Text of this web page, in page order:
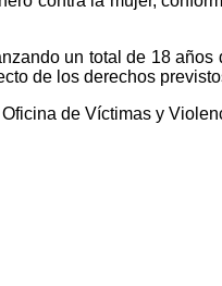
un total de 18
de los derechos
de Víctimas y